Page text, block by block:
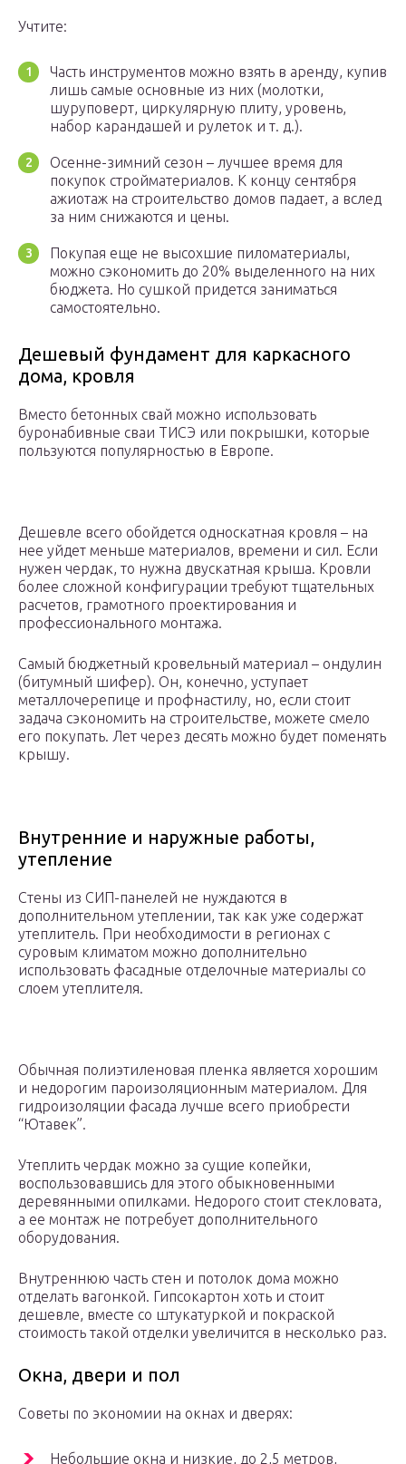
Учтите:
Часть инструментов можно взять в аренду, купив
лишь самые основные из них (молотки,
шуруповерт, циркулярную плиту, уровень,
набор карандашей и рулеток и т. д.).
Осенне-зимний сезон – лучшее время для
покупок стройматериалов. К концу сентября
ажиотаж на строительство домов падает, а вслед
за ним снижаются и цены.
Покупая еще не высохшие пиломатериалы,
можно сэкономить до 20% выделенного на них
бюджета. Но сушкой придется заниматься
самостоятельно.
Дешевый фундамент для каркасного
дома, кровля
Вместо бетонных свай можно использовать
буронабивные сваи ТИСЭ или покрышки, которые
пользуются популярностью в Европе.
Дешевле всего обойдется односкатная кровля – на
нее уйдет меньше материалов, времени и сил. Если
нужен чердак, то нужна двускатная крыша. Кровли
более сложной конфигурации требуют тщательных
расчетов, грамотного проектирования и
профессионального монтажа.
Самый бюджетный кровельный материал – ондулин
(битумный шифер). Он, конечно, уступает
металлочерепице и профнастилу, но, если стоит
задача сэкономить на строительстве, можете смело
его покупать. Лет через десять можно будет поменять
крышу.
Внутренние и наружные работы,
утепление
Стены из СИП-панелей не нуждаются в
дополнительном утеплении, так как уже содержат
утеплитель. При необходимости в регионах с
суровым климатом можно дополнительно
использовать фасадные отделочные материалы со
слоем утеплителя.
Обычная полиэтиленовая пленка является хорошим
и недорогим пароизоляционным материалом. Для
гидроизоляции фасада лучше всего приобрести
“Ютавек”.
Утеплить чердак можно за сущие копейки,
воспользовавшись для этого обыкновенными
деревянными опилками. Недорого стоит стекловата,
а ее монтаж не потребует дополнительного
оборудования.
Внутреннюю часть стен и потолок дома можно
отделать вагонкой. Гипсокартон хоть и стоит
дешевле, вместе со штукатуркой и покраской
стоимость такой отделки увеличится в несколько раз.
Окна, двери и пол
Советы по экономии на окнах и дверях:
Небольшие окна и низкие, до 2,5 метров,